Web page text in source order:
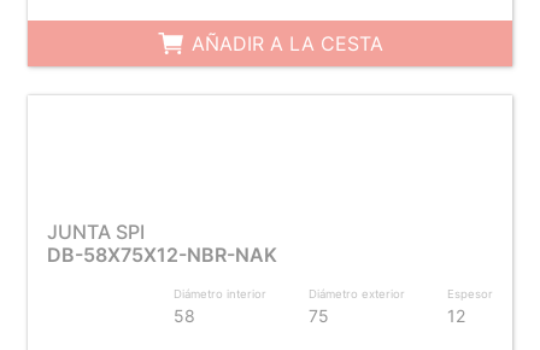
AÑADIR A LA CESTA
JUNTA SPI
DB-58X75X12-NBR-NAK
Diámetro interior
58
Diámetro exterior
75
Espesor
12